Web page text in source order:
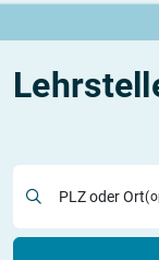
PLZ oder Ort